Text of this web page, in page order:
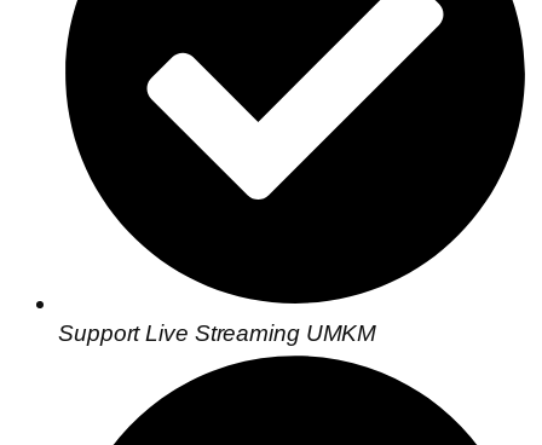
Support Live Streaming UMKM